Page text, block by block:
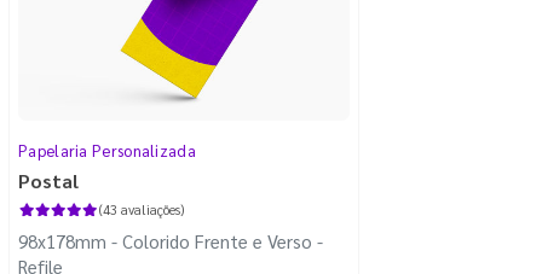
Papelaria Personalizada
Postal
(43 avaliações)
98x178mm - Colorido Frente e Verso -
Refile